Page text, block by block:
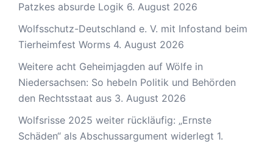
Patzkes absurde Logik 6. August 2026
Wolfsschutz-Deutschland e. V. mit Infostand beim
Tierheimfest Worms 4. August 2026
Weitere acht Geheimjagden auf Wölfe in
Niedersachsen: So hebeln Politik und Behörden
den Rechtsstaat aus 3. August 2026
Wolfsrisse 2025 weiter rückläufig: „Ernste
Schäden“ als Abschussargument widerlegt 1.